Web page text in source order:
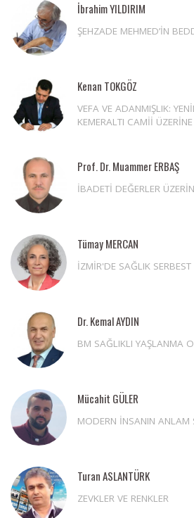
İbrahim YILDIRIM
ŞEHZADE MEHMED’İN
Kenan TOKGÖZ
VEFA VE ADANMIŞLIK:
KEMERALTI CAMİİ
Prof. Dr. Muammer ERBAŞ
İBADETİ DEĞERLER
Tümay MERCAN
İZMİR'DE SAĞLIK
Dr. Kemal AYDIN
BM SAĞLIKLI YAŞLANMA
Mücahit GÜLER
MODERN İNSANIN ANLAM
Turan ASLANTÜRK
ZEVKLER VE RENKLER